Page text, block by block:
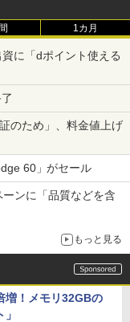
1カ月
に「dポイント使える
のため」、料金値上げ
60」がセール
ンに「品質などを含
もっと見る
増！メモリ32GBの